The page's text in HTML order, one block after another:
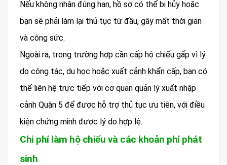
Nếu không nhận đúng hạn, hồ sơ có thể bị hủy hoặc
bạn sẽ phải làm lại thủ tục từ đầu, gây mất thời gian
và công sức.
Ngoài ra, trong trường hợp cần cấp hộ chiếu gấp vì lý
do công tác, du học hoặc xuất cảnh khẩn cấp, bạn có
thể liên hệ trực tiếp với cơ quan quản lý xuất nhập
cảnh Quận 5 để được hỗ trợ thủ tục ưu tiên, với điều
kiện chứng minh được lý do hợp lệ.
Chi phí làm hộ chiếu và các khoản phí phát
sinh